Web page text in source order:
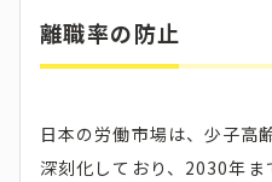
離職率の防止
日本の労働市場は、少子高
深刻化しており、2030年